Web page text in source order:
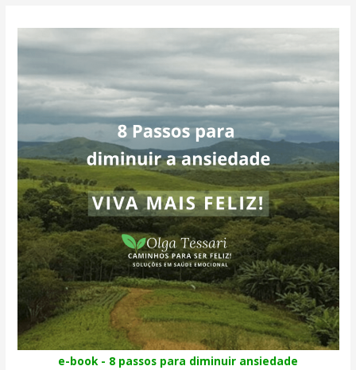
e-book - 8 passos para diminuir ansiedade